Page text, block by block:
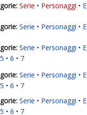
Serie Personaggi
Serie Personaggi
Serie Personaggi
5 6
7
Serie Personaggi
5 6 7
Serie Personaggi
5 6
7